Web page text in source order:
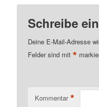
Schreibe
Deine E-Mail-Adresse
Felder sind mit*
Kommentar *